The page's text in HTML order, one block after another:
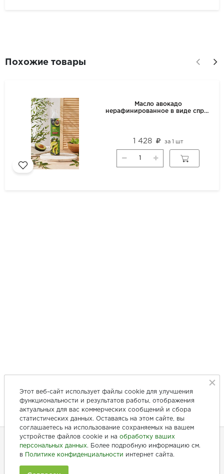
Похожие товары
Масло авокадо
нерафинированное в виде спрея
1 428 за 1 шт
+7 (846) 275-20-10
Этот веб-сайт использует файлы cookie для улучшения
функциональности и результатов работы, отображения
актуальных для вас коммерческих сообщений и сбора
статистических данных. Оставаясь на этом сайте, вы
соглашаетесь на использование сохраняемых на вашем
устройстве файлов cookie и на обработку ваших
персональных данных. Более подробную информацию см.
в
Политике конфиденциальности интернет сайта.